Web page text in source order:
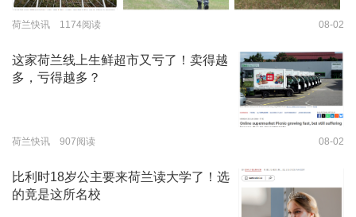
荷兰快讯 1174阅读 08-02
这家荷兰线上生鲜超市又亏了！卖得越
多，亏得越多？
荷兰快讯 907阅读 08-02
比利时18岁公主要来荷兰读大学了！选
的竟是这所名校